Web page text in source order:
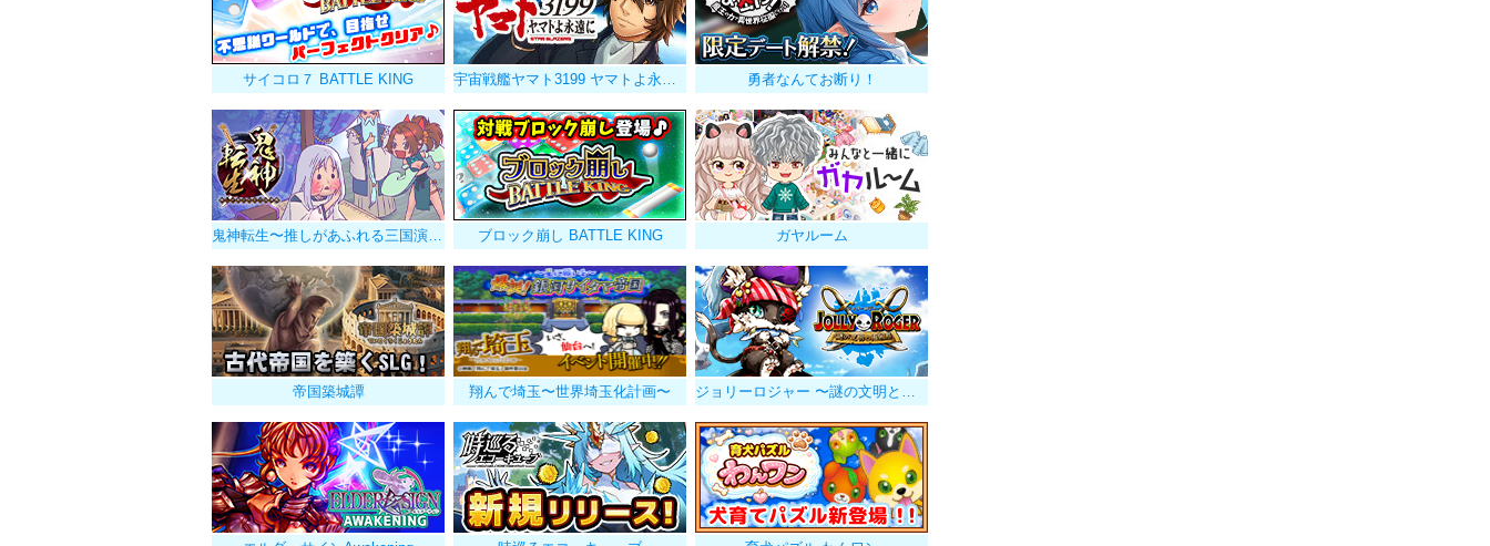
サイコロ７ BATTLE KING 宇宙戦艦ヤマト3199 ヤマトよ永遠に 勇者なんてお断り！
鬼神転生〜推しがあふれる三国演義〜 ブロック崩し BATTLE KING ガヤルーム
帝国築城譚 翔んで埼玉〜世界埼玉化計画〜 ジョリーロジャー 〜謎の文明と海賊島〜